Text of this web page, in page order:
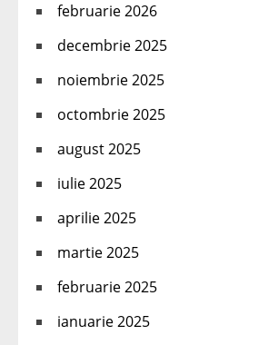
februarie 2026
decembrie 2025
noiembrie 2025
octombrie 2025
august 2025
iulie 2025
aprilie 2025
martie 2025
februarie 2025
ianuarie 2025